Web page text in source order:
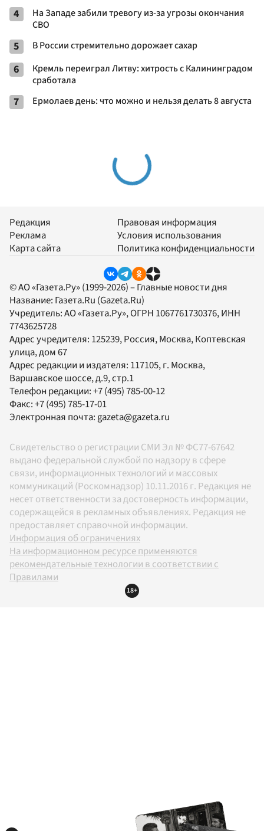
4
На Западе забили тревогу из-за угрозы окончания
СВО
5 В России стремительно дорожает сахар
6
Кремль переиграл Литву: хитрость с Калининградом
сработала
7 Ермолаев день: что можно и нельзя делать 8 августа
Редакция
Реклама
Карта сайта
Правовая информация
Условия использования
Политика конфиденциальности
© АО «Газета.Ру» (1999-2026) – Главные новости дня
Название: Газета.Ru (Gazeta.Ru)
Учредитель:АО «Газета.Ру», ОГРН 1067761730376, ИНН
7743625728
Адрес учредителя: 125239, Россия, Москва, Коптевская
улица, дом 67
Адрес редакции и издателя: 117105, г. Москва,
Варшавское шоссе, д.9, стр.1
Телефон редакции:+7 (495) 785-00-12
Факс:+7 (495) 785-17-01
Электронная почта: gazeta@gazeta.ru
Свидетельство о регистрации СМИ Эл № ФС77-67642
выдано федеральной службой по надзору в сфере
связи, информационных технологий и массовых
коммуникаций (Роскомнадзор) 10.11.2016 г. Редакция не
несет ответственности за достоверность информации,
содержащейся в рекламных объявлениях. Редакция не
предоставляет справочной информации.
Информация об ограничениях
На информационном ресурсе применяются
рекомендательные технологии в соответствии с
Правилами
18+